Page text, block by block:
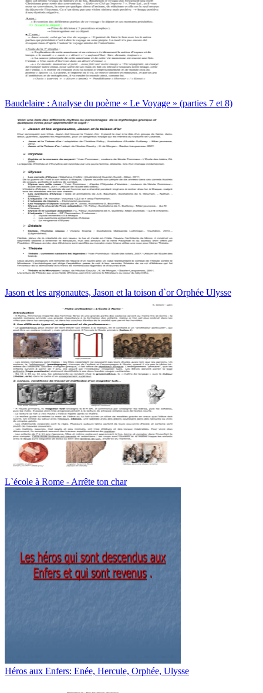
Baudelaire : Analyse du poème « Le Voyage » (parties 7 et 8)
Jason et les argonautes, Jason et la toison d`or Orphée Ulysse
L`école à Rome - Arrête ton char
Héros aux Enfers: Enée, Hercule, Orphée, Ulysse